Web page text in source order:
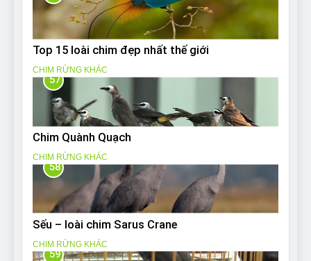
Top 15 loài chim đẹp nhất thế giới
CHIM RỪNG KHÁC
57
Chim Quành Quạch
CHIM RỪNG KHÁC
58
Sếu – loài chim Sarus Crane
CHIM RỪNG KHÁC
59